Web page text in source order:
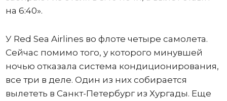
на 6:40».
У Red Sea Airlines во флоте четыре самолета.
Сейчас помимо того, у которого минувшей
ночью отказала система кондиционирования,
все три в деле. Один из них собирается
вылететь в Санкт-Петербург из Хургады. Еще